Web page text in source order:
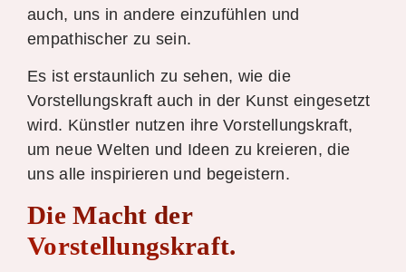
auch, uns in andere einzufühlen und
empathischer zu sein.
Es ist erstaunlich zu sehen, wie die
Vorstellungskraft auch in der Kunst eingesetzt
wird. Künstler nutzen ihre Vorstellungskraft,
um neue Welten und Ideen zu kreieren, die
uns alle inspirieren und begeistern.
Die Macht der
Vorstellungskraft.